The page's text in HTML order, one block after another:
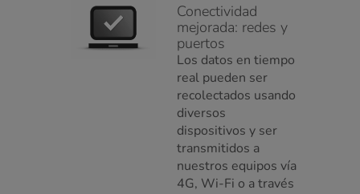
Conectividad
mejorada: redes y
puertos
Los datos en tiempo
real pueden ser
recolectados usando
diversos
dispositivos y ser
transmitidos a
nuestros equipos vía
4G, Wi-Fi o a través